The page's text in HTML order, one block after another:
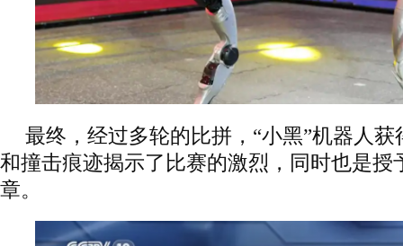
最终，经过多轮的比拼，“小黑”机器人
和撞击痕迹揭示了比赛的激烈，同时也是授
章。